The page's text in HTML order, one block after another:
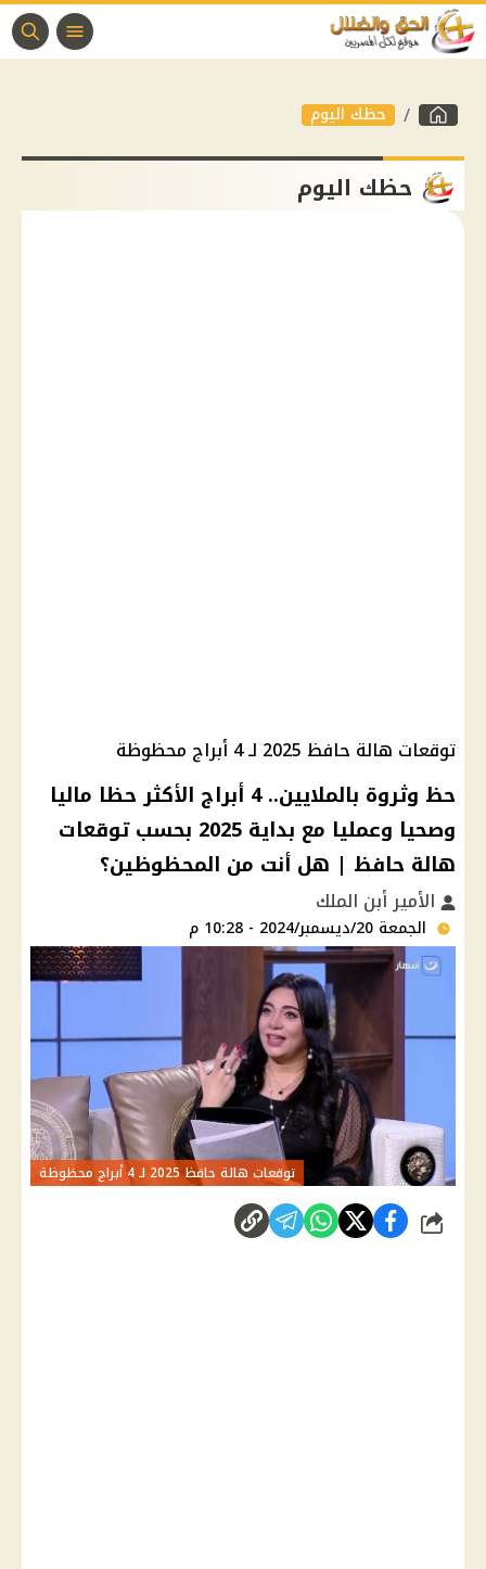
حظك اليوم
حظك اليوم
توقعات هالة حافظ 2025 لـ 4 أبراج محظوظة
حظ وثروة بالملايين.. 4 أبراج الأكثر حظا ماليا
وصحيا وعمليا مع بداية 2025 بحسب توقعات
هالة حافظ | هل أنت من المحظوظين؟
الأمير أبن الملك
الجمعة 20/ديسمبر/2024 - 10:28 م
توقعات هالة حافظ 2025 لـ 4 أبراج محظوظة
شارك